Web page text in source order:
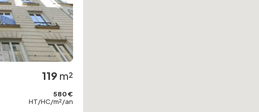
119 m²
580 €
HT/HC/m²/an